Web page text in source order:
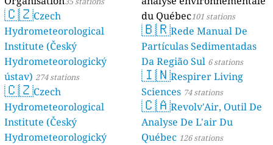
🇨🇿Czech
Hydrometeorological
Institute (Český
Hydrometeorologický
ústav) 274 stations
🇨🇿Czech
Hydrometeorological
Institute (Český
Hydrometeorologický
du Québec101 stations
🇧🇷Rede Manual De
Partículas Sedimentadas
Da Região Sul 6 stations
🇮🇳Respirer Living
Sciences 74 stations
🇨🇦Revolv'Air, Outil De
Analyse De L'air Du
Québec 126 stations